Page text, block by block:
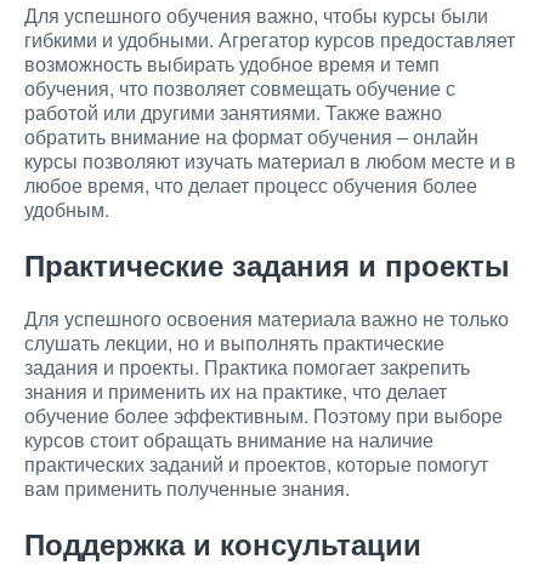
Для успешного обучения важно, чтобы курсы были
гибкими и удобными. Агрегатор курсов предоставляет
возможность выбирать удобное время и темп
обучения, что позволяет совмещать обучение с
работой или другими занятиями. Также важно
обратить внимание на формат обучения – онлайн
курсы позволяют изучать материал в любом месте и в
любое время, что делает процесс обучения более
удобным.
Практические задания и проекты
Для успешного освоения материала важно не только
слушать лекции, но и выполнять практические
задания и проекты. Практика помогает закрепить
знания и применить их на практике, что делает
обучение более эффективным. Поэтому при выборе
курсов стоит обращать внимание на наличие
практических заданий и проектов, которые помогут
вам применить полученные знания.
Поддержка и консультации